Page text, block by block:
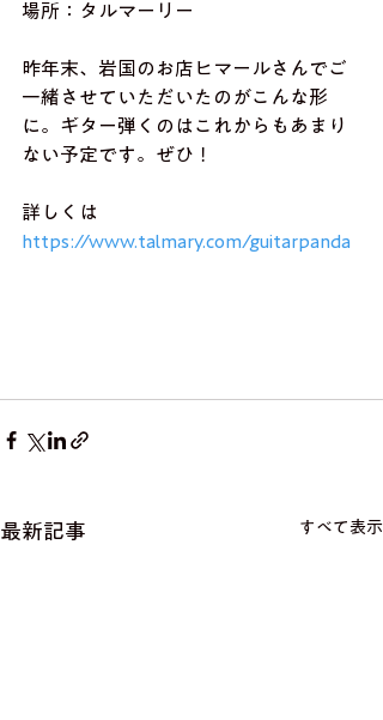
場所：タルマーリー
昨年末、岩国のお店ヒマールさんでご
一緒させていただいたのがこんな形
に。ギター弾くのはこれからもあまり
ない予定です。ぜひ！
詳しくは
https://www.talmary.com/guitarpanda
最新記事 すべて表示